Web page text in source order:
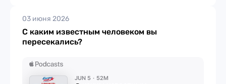
03 июня 2026
С каким известным человеком вы
пересекались?